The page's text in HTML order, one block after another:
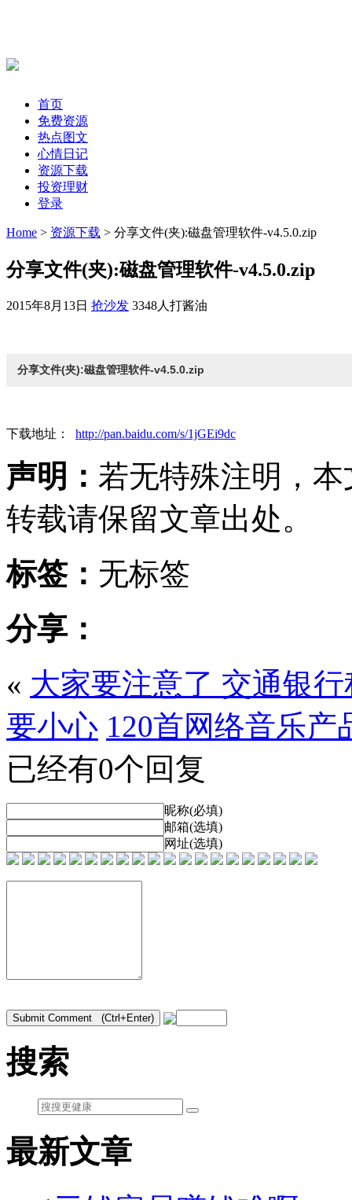
首页
免费资源
热点图文
心情日记
资源下载
投资理财
登录
Home > 资源下载 > 分享文件(夹):磁盘管理软件-v4.5.0.zip
分享文件(夹):磁盘管理软件-v4.5.0.zip
2015年8月13日 抢沙发 3348人打酱油
分享文件(夹):磁盘管理软件-v4.5.0.zip
下载地址： http://pan.baidu.com/s/1jGEi9dc
声明： 若无特殊注明，
转载请保留文章出处。
标签： 无标签
分享：
« 大家要注意了 交通银
要小心 120首网络音乐
已经有0个回复
昵称(必填)
邮箱(选填)
网址(选填)
搜索
最新文章